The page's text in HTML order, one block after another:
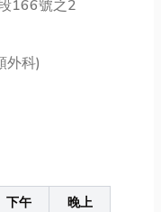
166號之2
外科)
下午
晚上